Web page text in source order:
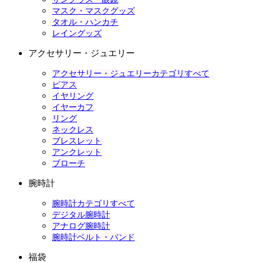
マスク・マスクグッズ
タオル・ハンカチ
レイングッズ
アクセサリー・ジュエリー
アクセサリー・ジュエリーカテゴリすべて
ピアス
イヤリング
イヤーカフ
リング
ネックレス
ブレスレット
アンクレット
ブローチ
腕時計
腕時計カテゴリすべて
デジタル腕時計
アナログ腕時計
腕時計ベルト・バンド
福袋